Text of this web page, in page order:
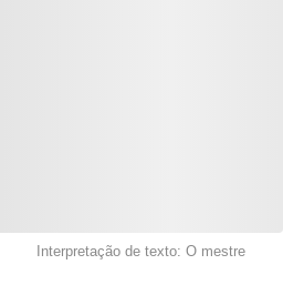
Interpretação de texto: O mestre